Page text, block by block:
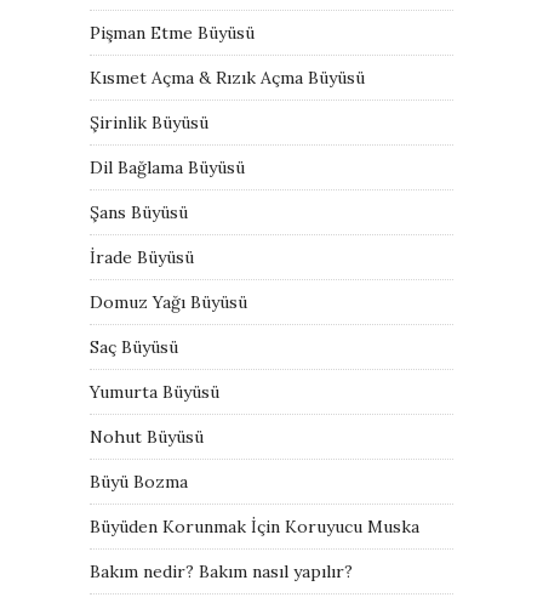
Pişman Etme Büyüsü
Kısmet Açma & Rızık Açma Büyüsü
Şirinlik Büyüsü
Dil Bağlama Büyüsü
Şans Büyüsü
İrade Büyüsü
Domuz Yağı Büyüsü
Saç Büyüsü
Yumurta Büyüsü
Nohut Büyüsü
Büyü Bozma
Büyüden Korunmak İçin Koruyucu Muska
Bakım nedir? Bakım nasıl yapılır?